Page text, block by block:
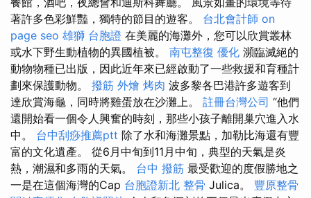
著許多色彩鮮豔，獨特的節目的遊客。 台北會計師 on
page seo 雄獅 台胞證 在美麗的海灘外，您可以欣賞叢林
或水下野生動植物的異國植被。 南屯整復 優化 瀕臨滅絕的
動物物種已出版，因此近年來已經啟動了一些救援和育種計
劃來保護動物。 撥筋 外燴 烤肉 波多黎各巴港許多遊客到
達欣賞海龜，同時將雞蛋放在沙灘上。 註冊台灣公司 “他們
還開始看一個令人興奮的時刻，那些小孩子離開巢穴進入水
中。 台中刮痧推薦ptt 除了水和海灘景點，加勒比海還有豐
富的文化遺產。 從6月中旬到11月中旬，典型的天氣是炎
熱，潮濕和多雨的天氣。 台中 撥筋 最受歡迎的度假勝地之
一是在這個海灣的Cap 台胞證新北 整骨 Julica。 豐原整骨